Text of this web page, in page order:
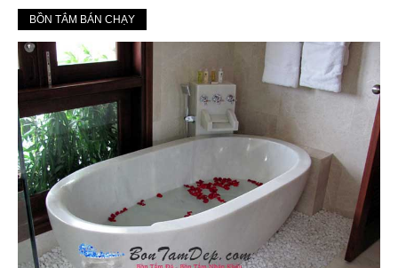
BỒN TẮM BÁN CHẠY